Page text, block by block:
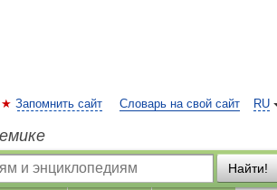
RU
Запомнить сайт Словарь на свой сайт
Найти!